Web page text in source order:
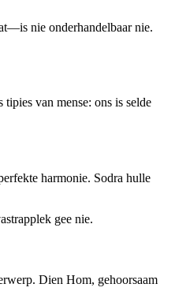
nie onderhandelbaar nie.
van mense: ons is selde
harmonie. Sodra hulle
gee nie.
Dien Hom, gehoorsaam